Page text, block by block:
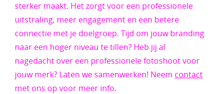
sterker maakt. Het zorgt voor een professionele
uitstraling, meer engagement en een betere
connectie met je doelgroep. Tijd om jouw branding
naar een hoger niveau te tillen? Heb jij al
nagedacht over een professionele fotoshoot voor
jouw merk? Laten we samenwerken! Neem contact
met ons op voor meer info.